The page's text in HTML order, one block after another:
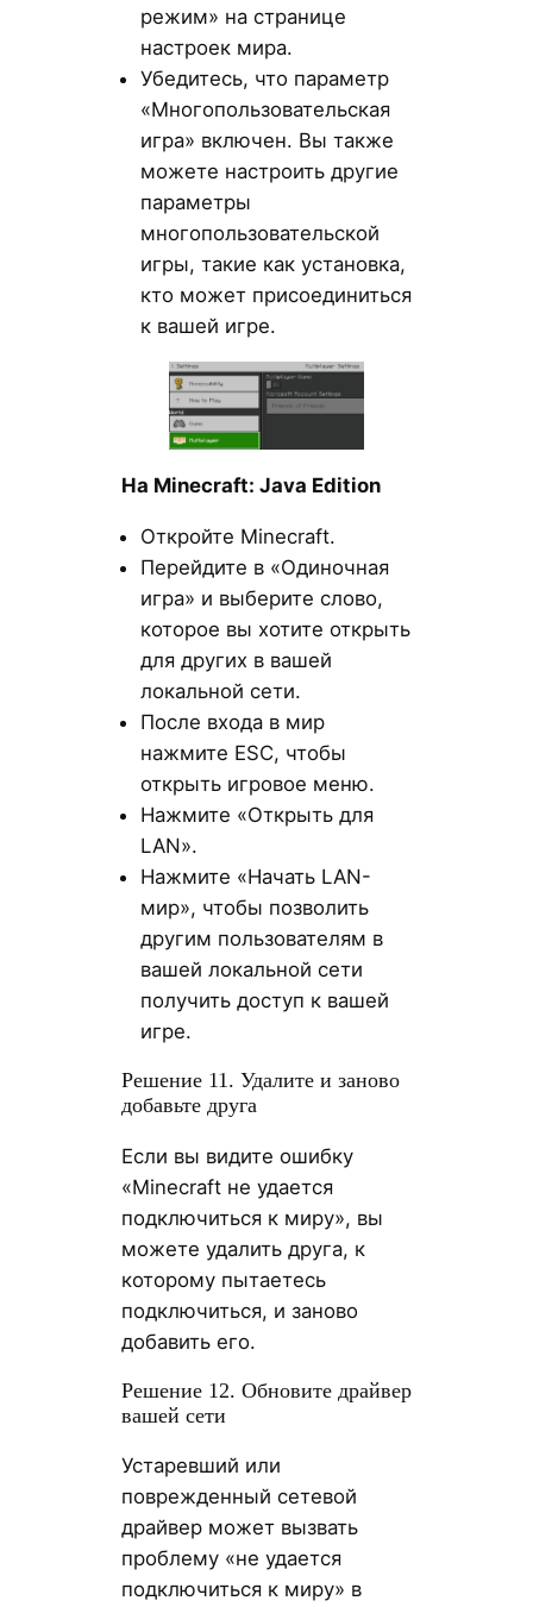
режим» на странице
настроек мира.
Убедитесь, что параметр
«Многопользовательская
игра» включен. Вы также
можете настроить другие
параметры
многопользовательской
игры, такие как установка,
кто может присоединиться
к вашей игре.
На Minecraft: Java Edition
Откройте Minecraft.
Перейдите в «Одиночная
игра» и выберите слово,
которое вы хотите открыть
для других в вашей
локальной сети.
После входа в мир
нажмите ESC, чтобы
открыть игровое меню.
Нажмите «Открыть для
LAN».
Нажмите «Начать LAN-
мир», чтобы позволить
другим пользователям в
вашей локальной сети
получить доступ к вашей
игре.
Решение 11. Удалите и заново
добавьте друга
Если вы видите ошибку
«Minecraft не удается
подключиться к миру», вы
можете удалить друга, к
которому пытаетесь
подключиться, и заново
добавить его.
Решение 12. Обновите драйвер
вашей сети
Устаревший или
поврежденный сетевой
драйвер может вызвать
проблему «не удается
подключиться к миру» в